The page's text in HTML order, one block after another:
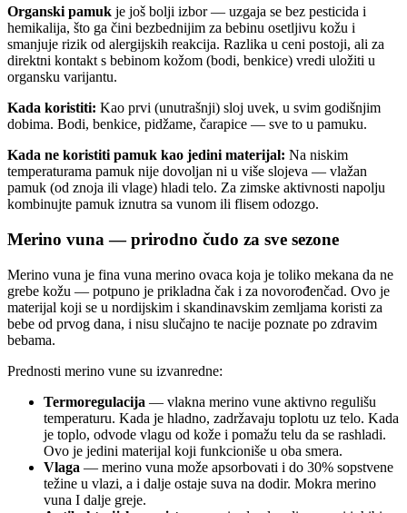
Organski pamuk je još bolji izbor — uzgaja se bez pesticida i
hemikalija, što ga čini bezbednijim za bebinu osetljivu kožu i
smanjuje rizik od alergijskih reakcija. Razlika u ceni postoji, ali za
direktni kontakt s bebinom kožom (bodi, benkice) vredi uložiti u
organsku varijantu.
Kada koristiti: Kao prvi (unutrašnji) sloj uvek, u svim godišnjim
dobima. Bodi, benkice, pidžame, čarapice — sve to u pamuku.
Kada ne koristiti pamuk kao jedini materijal: Na niskim
temperaturama pamuk nije dovoljan ni u više slojeva — vlažan
pamuk (od znoja ili vlage) hladi telo. Za zimske aktivnosti napolju
kombinujte pamuk iznutra sa vunom ili flisem odozgo.
Merino vuna — prirodno čudo za sve sezone
Merino vuna je fina vuna merino ovaca koja je toliko mekana da ne
grebe kožu — potpuno je prikladna čak i za novorođenčad. Ovo je
materijal koji se u nordijskim i skandinavskim zemljama koristi za
bebe od prvog dana, i nisu slučajno te nacije poznate po zdravim
bebama.
Prednosti merino vune su izvanredne:
Termoregulacija — vlakna merino vune aktivno regulišu
temperaturu. Kada je hladno, zadržavaju toplotu uz telo. Kada
je toplo, odvode vlagu od kože i pomažu telu da se rashladi.
Ovo je jedini materijal koji funkcioniše u oba smera.
Vlaga — merino vuna može apsorbovati i do 30% sopstvene
težine u vlazi, a i dalje ostaje suva na dodir. Mokra merino
vuna I dalje greje.